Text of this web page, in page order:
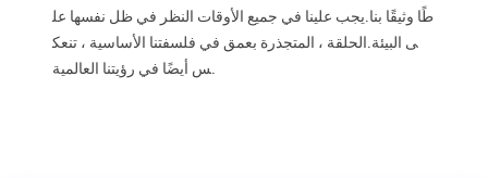
طًا وثيقًا بنا.يجب علينا في جميع الأوقات النظر في ظل نفسها عل
ى البيئة.الحلقة ، المتجذرة بعمق في فلسفتنا الأساسية ، تنعك